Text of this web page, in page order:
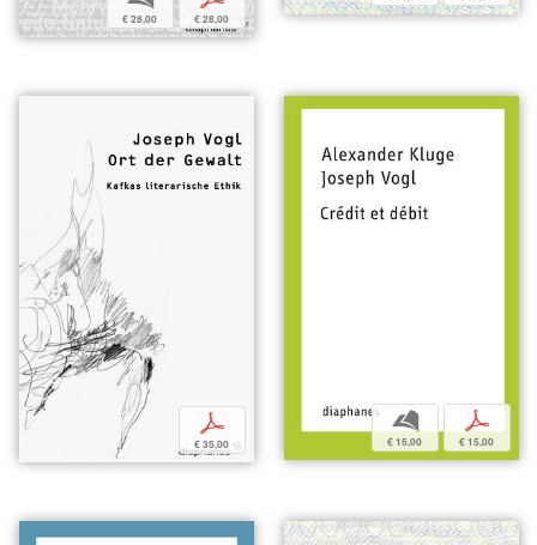
€ 28,00 € 28,00
p
€ 35,00
b
€ 15,00
p
€ 15,00